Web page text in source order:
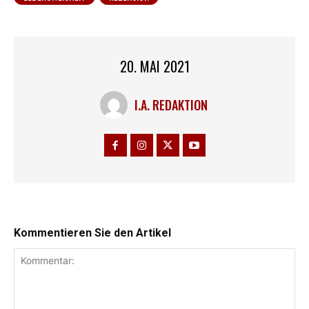
20. MAI 2021
I.A. REDAKTION
Kommentieren Sie den Artikel